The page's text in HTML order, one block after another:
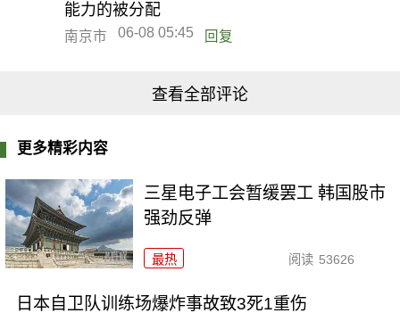
能力的被分配
南京市 06-08 05:45 回复
查看全部评论
更多精彩内容
三星电子工会暂缓罢工 韩国股市
强劲反弹
最热 阅读 53626
日本自卫队训练场爆炸事故致3死1重伤